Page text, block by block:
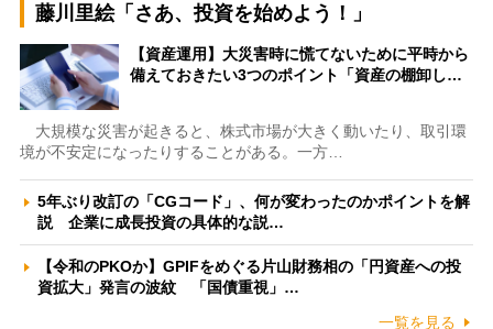
藤川里絵「さあ、投資を始めよう！」
【資産運用】大災害時に慌てないために平時から
備えておきたい3つのポイント「資産の棚卸し…
大規模な災害が起きると、株式市場が大きく動いたり、取引環
境が不安定になったりすることがある。一方…
5年ぶり改訂の「CGコード」、何が変わったのかポイントを解
説 企業に成長投資の具体的な説…
【令和のPKOか】GPIFをめぐる片山財務相の「円資産への投
資拡大」発言の波紋 「国債重視」…
一覧を見る